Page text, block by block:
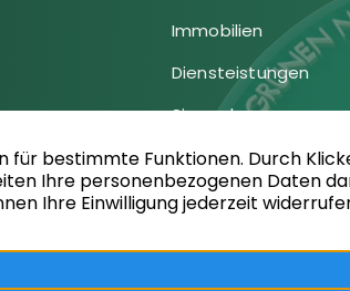
Immobilien
Diensteistungen
Sie suchen
Sie bieten an
Kundenstimmen